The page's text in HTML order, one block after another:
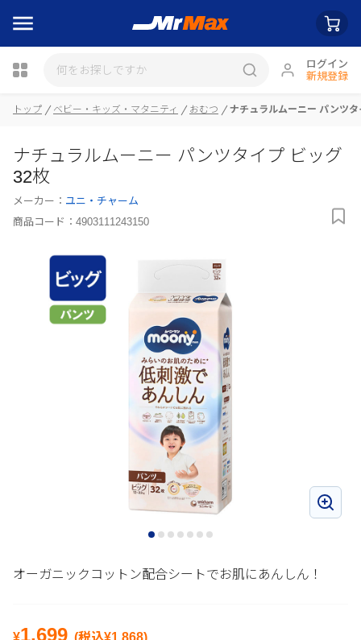
ログイン
新規登録
瓶詰
トップ ベビー・キッズ・マタニティ おむつ ナチュラルムーニー パンツ
ナチュラルムーニー パンツタイプ ビッグ
32枚
メーカー： ユニ・チャーム
商品コード： 4903111243150
オーガニックコットン配合シートでお肌にあんしん！
¥1,699 (税込¥1,868)